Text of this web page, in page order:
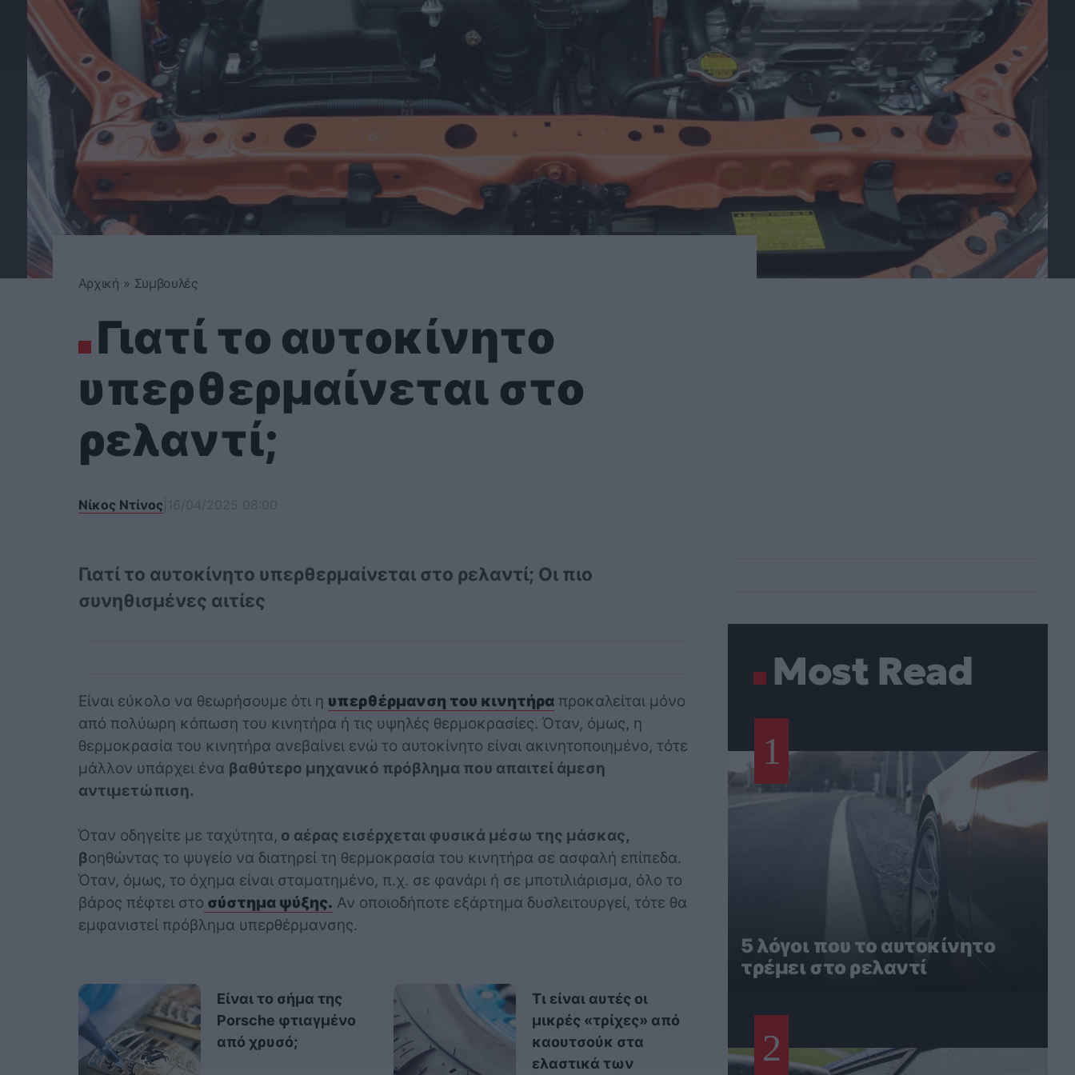
Αρχική » Συμβουλές
Γιατί το αυτοκίνητο
υπερθερμαίνεται στο
ρελαντί;
Νίκος Ντίνος
Γιατί το αυτοκίνητο υπερθερμαίνεται στο ρελαντί; Οι πιο
συνηθισμένες αιτίες
Είναι εύκολο να θεωρήσουμε ότι η υπερθέρμανση του κινητήραπροκαλείται μόνο
από πολύωρη κόπωση του κινητήρα ή τις υψηλές θερμοκρασίες. Όταν, όμως, η
θερμοκρασία του κινητήρα ανεβαίνει ενώ το αυτοκίνητο είναι ακινητοποιημένο, τότε
μάλλον υπάρχει ένα βαθύτερο μηχανικό πρόβλημα που απαιτεί άμεση
αντιμετώπιση.
Όταν οδηγείτε με ταχύτητα, ο αέρας εισέρχεται φυσικά μέσω της μάσκας,
βοηθώντας το ψυγείο να διατηρεί τη θερμοκρασία του κινητήρα σε ασφαλή επίπεδα.
Όταν, όμως, το όχημα είναι σταματημένο, π.χ. σε φανάρι ή σε μποτιλιάρισμα, όλο το
βάρος πέφτει στο σύστημα ψύξης. Αν οποιοδήποτε εξάρτημα δυσλειτουργεί, τότε θα
εμφανιστεί πρόβλημα υπερθέρμανσης.
Είναι το σήμα της
Porsche φτιαγμένο
από χρυσό;
Τι είναι αυτές οι
μικρές «τρίχες» από
καουτσούκ στα
ελαστικά των
Most Read
1
5 λόγοι που το αυτοκίνητο
τρέμει στο ρελαντί
2